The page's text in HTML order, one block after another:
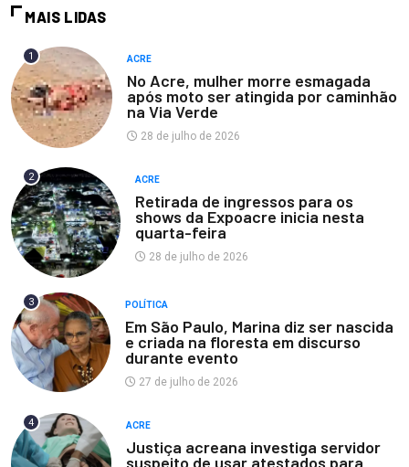
MAIS LIDAS
1 ACRE
No Acre, mulher morre esmagada
após moto ser atingida por caminhão
na Via Verde
28 de julho de 2026
2 ACRE
Retirada de ingressos para os
shows da Expoacre inicia nesta
quarta-feira
28 de julho de 2026
3 POLÍTICA
Em São Paulo, Marina diz ser nascida
e criada na floresta em discurso
durante evento
27 de julho de 2026
4 ACRE
Justiça acreana investiga servidor
suspeito de usar atestados para